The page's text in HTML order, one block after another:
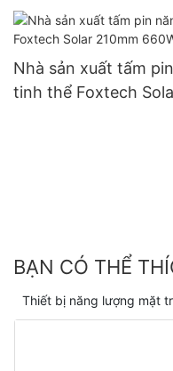
suất 60W, 80W, 100W.
Nhà sản xuất tấm
tinh thể Foxtech
BẠN CÓ THỂ
Thiết bị năng lượng mặt